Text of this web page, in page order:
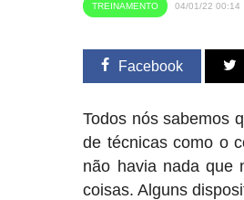
TREINAMENTO 04/01/22 00:14
Facebook
Todos nós sabemos
de técnicas como o
não havia nada que
coisas. Alguns